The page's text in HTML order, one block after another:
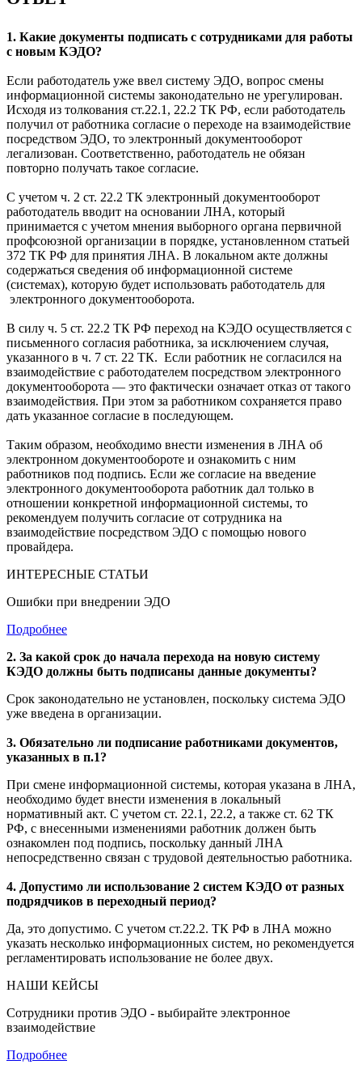
1. Какие документы подписать с сотрудниками для работы
с новым КЭДО?
Если работодатель уже ввел систему ЭДО, вопрос смены
информационной системы законодательно не урегулирован.
Исходя из толкования ст.22.1, 22.2 ТК РФ, если работодатель
получил от работника согласие о переходе на взаимодействие
посредством ЭДО, то электронный документооборот
легализован. Соответственно, работодатель не обязан
повторно получать такое согласие.
С учетом ч. 2 ст. 22.2 ТК электронный документооборот
работодатель вводит на основании ЛНА, который
принимается с учетом мнения выборного органа первичной
профсоюзной организации в порядке, установленном статьей
372 ТК РФ для принятия ЛНА. В локальном акте должны
содержаться сведения об информационной системе
(системах), которую будет использовать работодатель для
электронного документооборота.
В силу ч. 5 ст. 22.2 ТК РФ переход на КЭДО осуществляется с
письменного согласия работника, за исключением случая,
указанного в ч. 7 ст. 22 ТК. Если работник не согласился на
взаимодействие с работодателем посредством электронного
документооборота — это фактически означает отказ от такого
взаимодействия. При этом за работником сохраняется право
дать указанное согласие в последующем.
Таким образом, необходимо внести изменения в ЛНА об
электронном документообороте и ознакомить с ним
работников под подпись. Если же согласие на введение
электронного документооборота работник дал только в
отношении конкретной информационной системы, то
рекомендуем получить согласие от сотрудника на
взаимодействие посредством ЭДО с помощью нового
провайдера.
ИНТЕРЕСНЫЕ СТАТЬИ
Ошибки при внедрении ЭДО
Подробнее
2. За какой срок до начала перехода на новую систему
КЭДО должны быть подписаны данные документы?
Срок законодательно не установлен, поскольку система ЭДО
уже введена в организации.
3. Обязательно ли подписание работниками документов,
указанных в п.1?
При смене информационной системы, которая указана в ЛНА,
необходимо будет внести изменения в локальный
нормативный акт. С учетом ст. 22.1, 22.2, а также ст. 62 ТК
РФ, с внесенными изменениями работник должен быть
ознакомлен под подпись, поскольку данный ЛНА
непосредственно связан с трудовой деятельностью работника.
4. Допустимо ли использование 2 систем КЭДО от разных
подрядчиков в переходный период?
Да, это допустимо. С учетом ст.22.2. ТК РФ в ЛНА можно
указать несколько информационных систем, но рекомендуется
регламентировать использование не более двух.
НАШИ КЕЙСЫ
Сотрудники против ЭДО - выбирайте электронное
взаимодействие
Подробнее